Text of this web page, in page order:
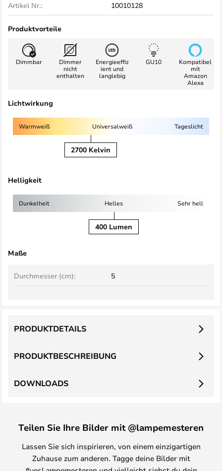
Artikel Nr.: 10010128
Produktvorteile
Dimmbar
Dimmer
nicht
enthalten
Energieeffiz
ient und
langlebig
GU10
Kompatibel
mit
Amazon
Alexa
Lichtwirkung
Warmweiß Universalweiß Tageslicht
2700 Kelvin
Helligkeit
Dunkelheit Helles Sehr hell
400 Lumen
Maße
Durchmesser (cm): 5
PRODUKTBESCHREIBUNG
PRODUKTDETAILS
DOWNLOADS
Teilen Sie Ihre Bilder mit @lampemesteren
Lassen Sie sich inspirieren, von einem einzigartigen
Zuhause zum anderen. Tagge deine Bilder mit